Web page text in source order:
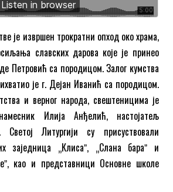
је извршен трократни опход око храма,
славских дарова које је принео
Петровић са породицом. Залог кумства
је г. Дејан Иванић са породицом.
и верног народа, свештеницима је
Илија Анђелић, настојатељ
Светој Литургији су присуствовали
заједница „Клисаˮ, „Слана бараˮ и
као и представници Основне школе